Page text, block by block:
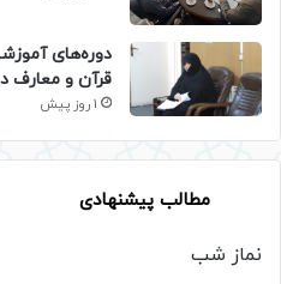
دوره‌های
قرآن و معارف
1 روز پیش
مطالب پیشنهادی
نماز شب